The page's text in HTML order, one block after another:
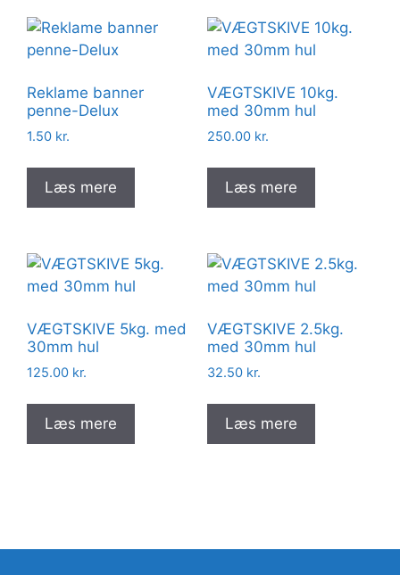
Reklame banner
penne-Delux
1.50 kr.
Læs mere
VÆGTSKIVE 10kg.
med 30mm hul
250.00 kr.
Læs mere
VÆGTSKIVE 5kg. med
30mm hul
125.00 kr.
Læs mere
VÆGTSKIVE 2.5kg.
med 30mm hul
32.50 kr.
Læs mere